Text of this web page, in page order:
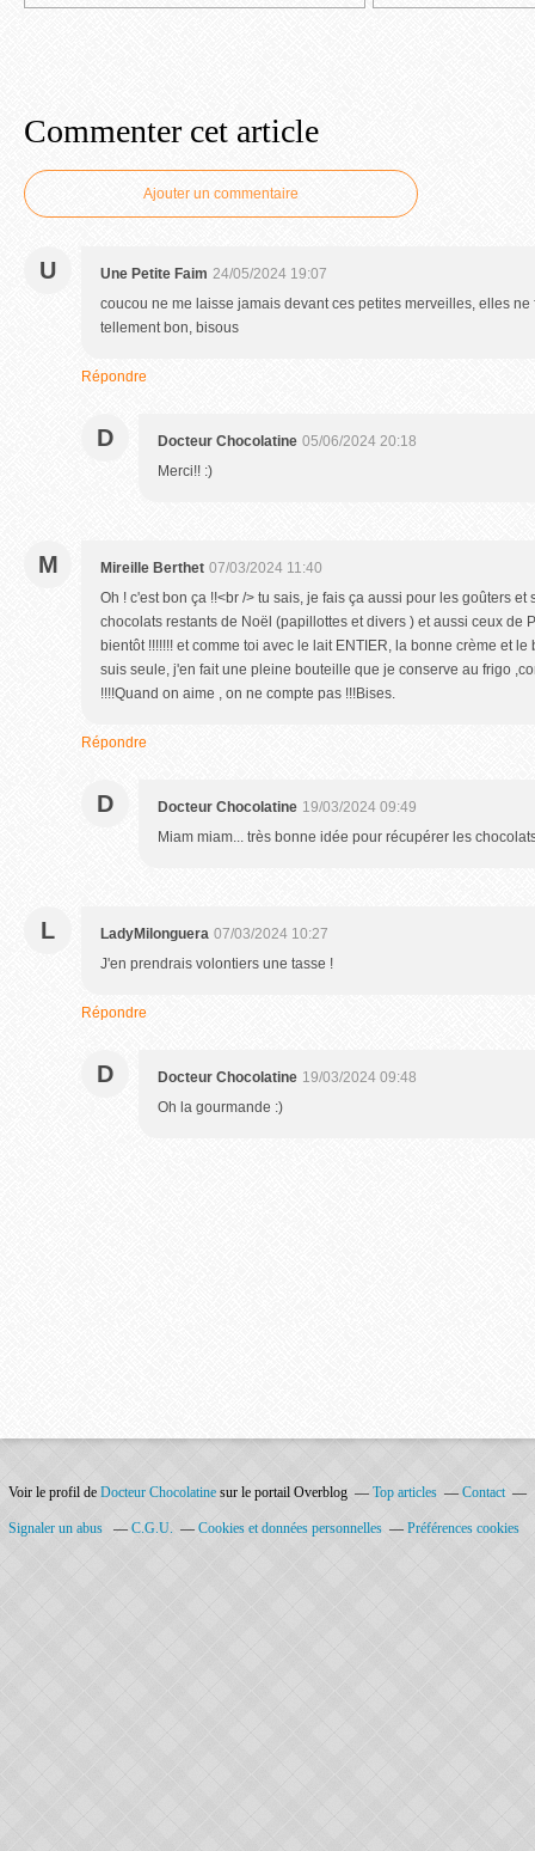
Commenter cet article
Ajouter un commentaire
U Une Petite Faim 24/05/2024 19:07
coucou ne me laisse jamais devant ces petites merveilles, elles ne
tellement bon, bisous
Répondre
D Docteur Chocolatine 05/06/2024 20:18
Merci!! :)
M Mireille Berthet 07/03/2024 11:40
Oh ! c'est bon ça !!<br /> tu sais, je fais ça aussi pour les goûters et
chocolats restants de Noël (papillottes et divers ) et aussi ceux de
bientôt !!!!!!! et comme toi avec le lait ENTIER, la bonne crème et
suis seule, j'en fait une pleine bouteille que je conserve au frigo
!!!!Quand on aime , on ne compte pas !!!Bises.
Répondre
D Docteur Chocolatine 19/03/2024 09:49
Miam miam... très bonne idée pour récupérer les
L LadyMilonguera 07/03/2024 10:27
J'en prendrais volontiers une tasse !
Répondre
D Docteur Chocolatine 19/03/2024 09:48
Oh la gourmande :)
Voir le profil de Docteur Chocolatine sur le portail Overblog Top articles Contact
Signaler un abus C.G.U. Cookies et données personnelles Préférences cookies